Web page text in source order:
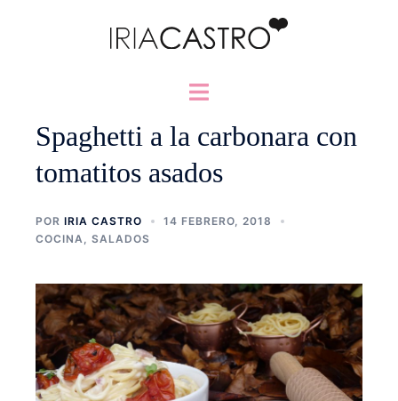
Alternar
Spaghetti a la carbonara con
tomatitos asados
POR IRIA CASTRO
14 FEBRERO, 2018
COCINA
SALADOS